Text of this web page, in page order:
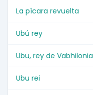
La pícara revuelta
Ubú rey
Ubu, rey de Vabhilonia
Ubu rei